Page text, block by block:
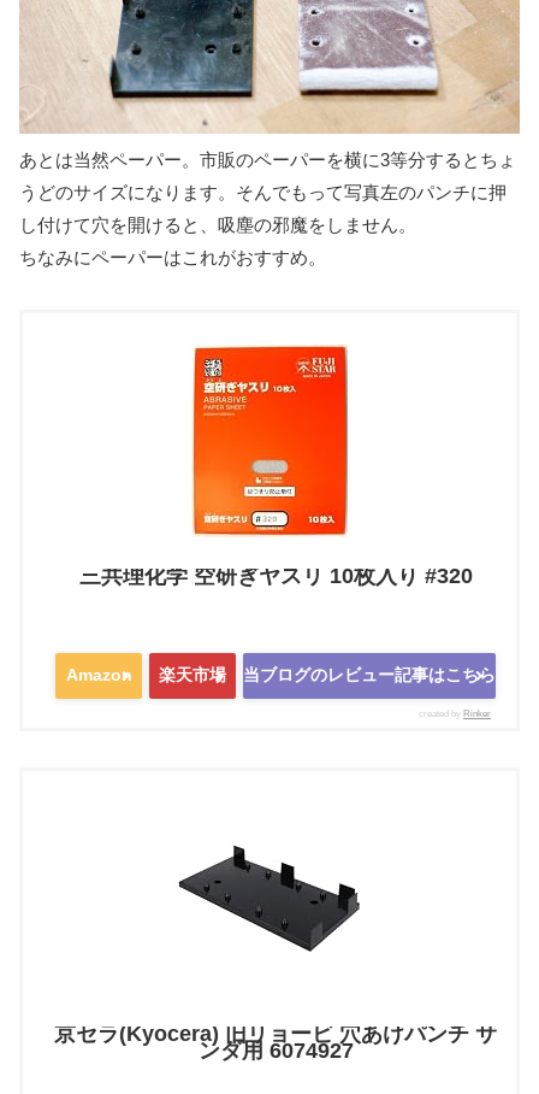
あとは当然ペーパー。市販のペーパーを横に3等分するとちょ
うどのサイズになります。そんでもって写真左のパンチに押
し付けて穴を開けると、吸塵の邪魔をしません。
ちなみにペーパーはこれがおすすめ。
三共理化学 空研ぎヤスリ 10枚入り #320
created by Rinker
Amazon 楽天市場 当ブログのレビュー記事はこちら
京セラ(Kyocera) 旧リョービ 穴あけパンチ サ
ンダ用 6074927